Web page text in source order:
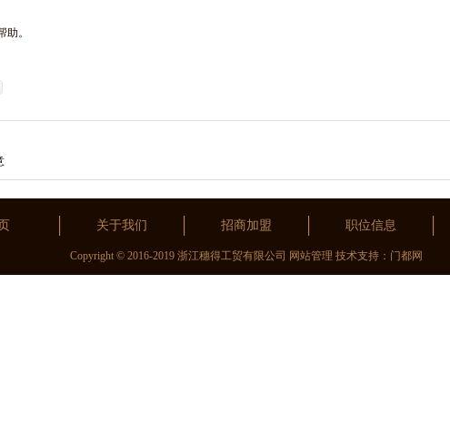
。
关于我们 招商加盟 职位信息
Copyright © 2016-2019 浙江穗得工贸有限公司 网站管理 技术支持： 门都网